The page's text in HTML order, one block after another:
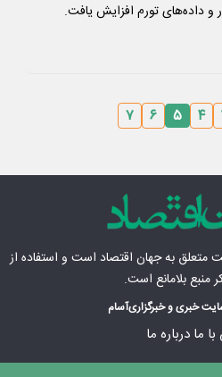
و داده‌های تورم افزایش یافت.
۴ ۵ ۶ ۷
متعلق بهجهان اقتصاد است و استفاده از
منبع بلامانع است.
خبری و خبرگزاریآسام
ما درباره ما